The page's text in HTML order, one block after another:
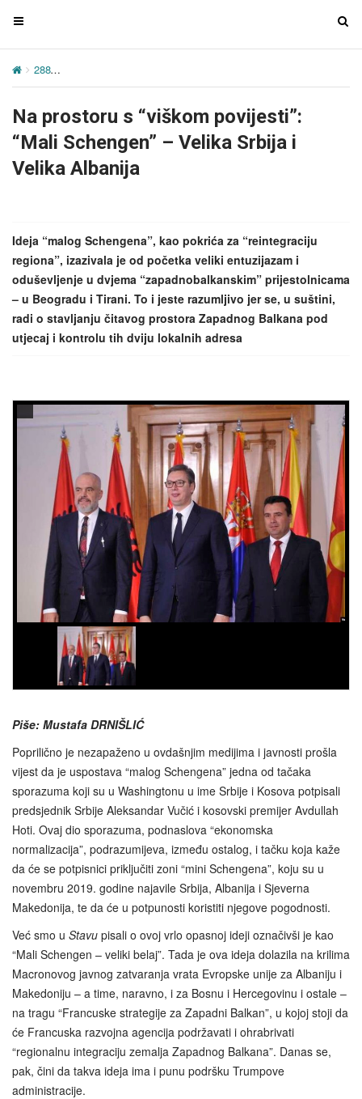
T
g
e
n
v
a
T
288
Na prostoru s “viškom povijesti”:
“Mali Schengen” – Velika Srbija i
Velika Albanija
Ideja “malog Schengena”, kao pokrića za “reintegraciju
regiona”, izazivala je od početka veliki entuzijazam i
oduševljenje u dvjema “zapadnobalkanskim” prijestolnicama
– u Beogradu i Tirani. To i jeste razumljivo jer se, u suštini,
radi o stavljanju čitavog prostora Zapadnog Balkana pod
utjecaj i kontrolu tih dviju lokalnih adresa
Piše: Mustafa DRNIŠLIĆ
Poprilično je nezapaženo u ovdašnjim medijima i javnosti prošla
vijest da je uspostava “malog Schengena” jedna od tačaka
sporazuma koji su u Washingtonu u ime Srbije i Kosova potpisali
predsjednik Srbije Aleksandar Vučić i kosovski premijer Avdullah
Hoti. Ovaj dio sporazuma, podnaslova “ekonomska
normalizacija”, podrazumijeva, između ostalog, i tačku koja kaže
da će se potpisnici priključiti zoni “mini Schengena”, koju su u
novembru 2019. godine najavile Srbija, Albanija i Sjeverna
Makedonija, te da će u potpunosti koristiti njegove pogodnosti.
Već smo u Stavu pisali o ovoj vrlo opasnoj ideji označivši je kao
“Mali Schengen – veliki belaj”. Tada je ova ideja dolazila na krilima
Macronovog javnog zatvaranja vrata Evropske unije za Albaniju i
Makedoniju – a time, naravno, i za Bosnu i Hercegovinu i ostale –
na tragu “Francuske strategije za Zapadni Balkan”, u kojoj stoji da
će Francuska razvojna agencija podržavati i ohrabrivati
“regionalnu integraciju zemalja Zapadnog Balkana”. Danas se,
pak, čini da takva ideja ima i punu podršku Trumpove
administracije.